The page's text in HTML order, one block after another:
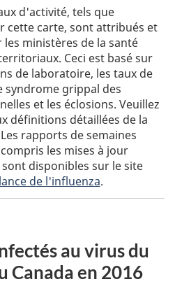
d'activité, tels que
cette carte, sont attribués et
ministères de la santé
Ceci est basé sur
de laboratoire, les taux de
syndrome grippal des
et les éclosions. Veuillez
définitions détaillées de la
rapports de semaines
les mises à jour
disponibles sur le site
de l'influenza.
au virus du
Canada en 2016